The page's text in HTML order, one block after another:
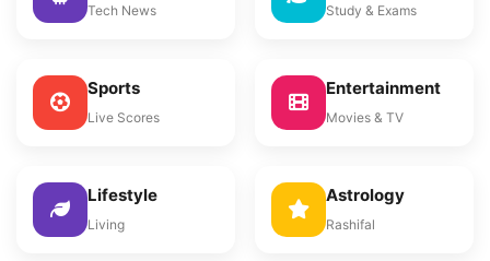
Tech News Study & Exams
Sports
Live Scores
Entertainment
Movies & TV
Lifestyle
Living
Astrology
Rashifal